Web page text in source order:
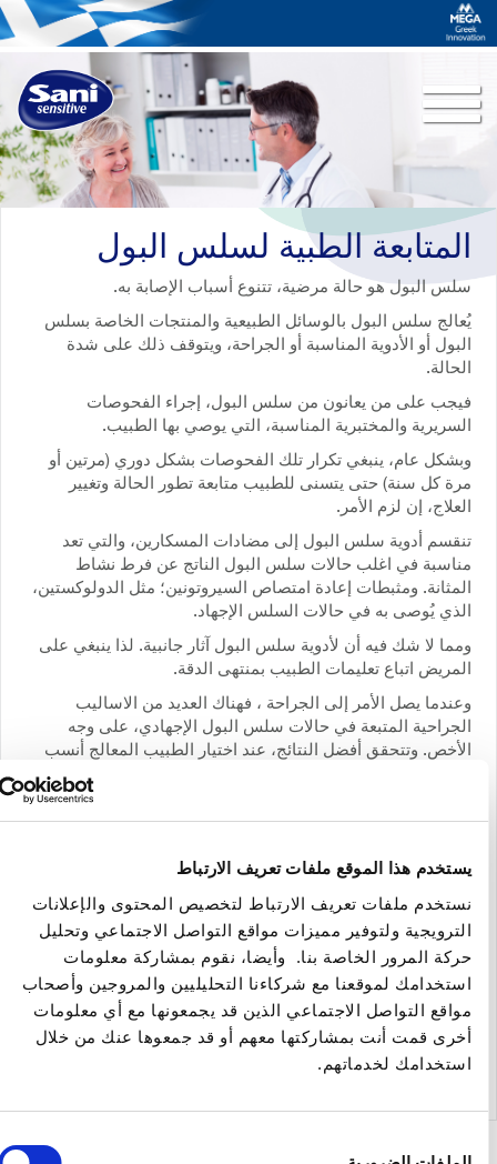
هذا الموقع ملفات تعريف الارتباط
ملفات تعريف الارتباط لتخصيص المحتوى والإعلانات
ولتوفير مميزات مواقع التواصل الاجتماعي وتحليل
المرور الخاصة بنا. وأيضا، نقوم بمشاركة معلومات
لموقعنا مع شركاءنا التحليليين والمروجين وأصحاب
التواصل الاجتماعي الذين قد يجمعونها مع أي معلومات
قمت أنت بمشاركتها معهم أو قد جمعوها عنك من خلال
لخدماتهم.
Toggle
navigation
الطبية لسلس البول
البول هو حالة مرضية، تتنوع أسباب الإصابة به.
سلس البول بالوسائل الطبيعية والمنتجات الخاصة بسلس
أو الأدوية المناسبة أو الجراحة، ويتوقف ذلك على شدة
على من يعانون من سلس البول، إجراء الفحوصات
والمختبرية المناسبة، التي يوصي بها الطبيب.
عام، ينبغي تكرار تلك الفحوصات بشكل دوري (مرتين أو
كل سنة) حتى يتسنى للطبيب متابعة تطور الحالة وتغيير
إن لزم الأمر.
أدوية سلس البول إلى مضادات المسكارين، والتي تعد
في اغلب حالات سلس البول الناتج عن فرط نشاط
ومثبطات إعادة امتصاص السيروتونين؛ مثل الدولوكستين،
يُوصى به في حالات السلس الإجهاد.
لا شك فيه أن لأدوية سلس البول آثار جانبية. لذا ينبغي على
اتباع تعليمات الطبيب بمنتهى الدقة.
يصل الأمر إلى الجراحة ، فهناك العديد من الاساليب
المتبعة في حالات سلس البول الإجهادي، على وجه
وتتحقق أفضل النتائج، عند اختيار الطبيب المعالج أنسب
طبيب المسالك البولية وجراح أمراض الذكورة،
إلى المقالات